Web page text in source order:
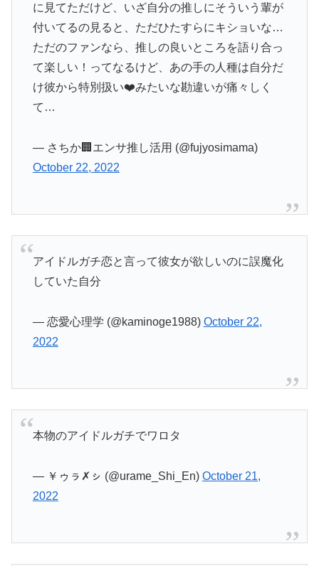
に見てただけど、いざ自分の推しにそういう輩が
付いてるの見ると、ただひたすらにキショいな…
ただのファンなら、推しの良いところを語り合っ
て楽しい！ってなるけど、あの手の人種は自分だ
け彼から特別扱い❤️みたいな勘違いが痛々しく
て…
— さちか🏢エンサ推し活用 (@fujyosimama)
October 22, 2022
アイドルガチ恋と言って彼女が欲しいのに誤魔化
していた自分
— 恋愛心理学 (@kaminoge1988) October 22,
2022
本物のアイドルガチでワロタ
— ￥ゥㇻ✗ㇱ (@urame_Shi_En) October 21,
2022